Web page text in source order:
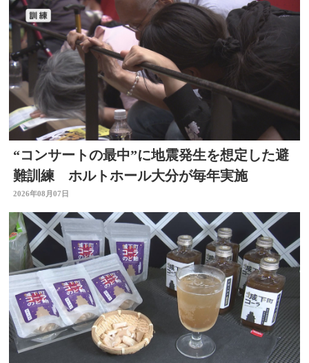
“コンサートの最中”に地震発生を想定した避
難訓練 ホルトホール大分が毎年実施
2026年08月07日